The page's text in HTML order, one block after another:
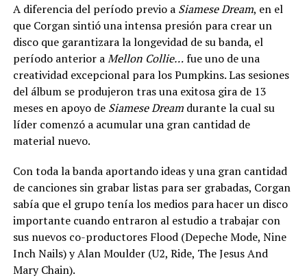
A diferencia del período previo a Siamese Dream, en el
que Corgan sintió una intensa presión para crear un
disco que garantizara la longevidad de su banda, el
período anterior aMellon Collie…fue uno de una
creatividad excepcional para los Pumpkins. Las sesiones
del álbum se produjeron tras una exitosa gira de 13
meses en apoyo de Siamese Dreamdurante la cual su
líder comenzó a acumular una gran cantidad de
material nuevo.
Con toda la banda aportando ideas y una gran cantidad
de canciones sin grabar listas para ser grabadas, Corgan
sabía que el grupo tenía los medios para hacer un disco
importante cuando entraron al estudio a trabajar con
sus nuevos co-productores Flood (Depeche Mode, Nine
Inch Nails) y Alan Moulder (U2, Ride, The Jesus And
Mary Chain).